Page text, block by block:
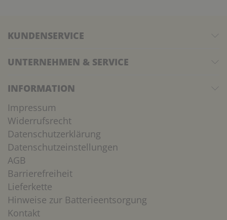
KUNDENSERVICE
UNTERNEHMEN & SERVICE
INFORMATION
Impressum
Widerrufsrecht
Datenschutzerklärung
Datenschutzeinstellungen
AGB
Barrierefreiheit
Lieferkette
Hinweise zur Batterieentsorgung
Kontakt